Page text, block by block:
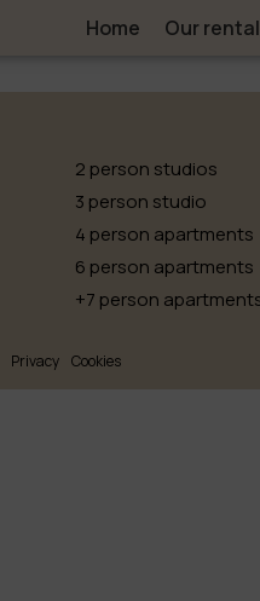
Home Our
2 person studios
3 person studio
4 person apartments
6 person apartments
+7 person
Privacy Cookies